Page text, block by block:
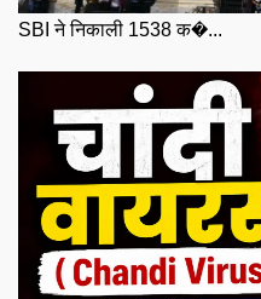
SBI ने निकाली 1538 क�...